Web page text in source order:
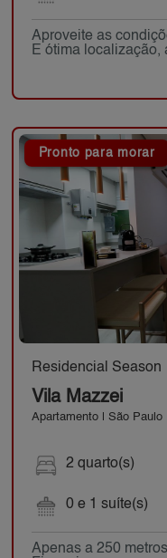
Aproveite as
E ótima localização,
Pronto para morar
Residencial Season
Vila Mazzei
Apartamento | São Paulo
2 quarto(s)
0 e 1 suíte(s)
Apenas a 250